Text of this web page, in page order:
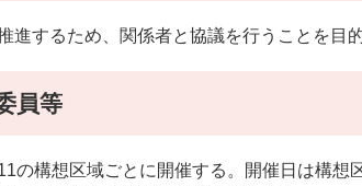
進するため、関係者と協議を行うことを目的
員等
の構想区域ごとに開催する。開催日は構想